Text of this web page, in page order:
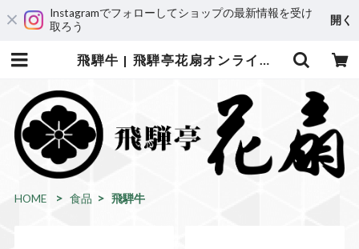
Instagramでフォローしてショップの最新情報を受け
取ろう
開く
飛騨牛 | 飛騨亭花扇オンラインショップ
HOME 食品 飛騨牛